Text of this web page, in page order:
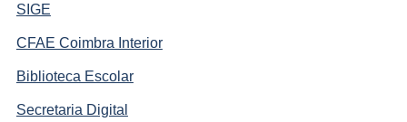
SIGE
CFAE Coimbra Interior
Biblioteca Escolar
Secretaria Digital